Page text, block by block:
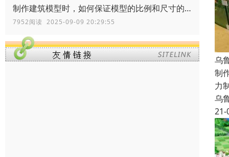
制作建筑模型时，如何保证模型的比例和尺寸的准确性？
7952阅读 2025-09-09 20:29:55
乌
制
力
乌
21-